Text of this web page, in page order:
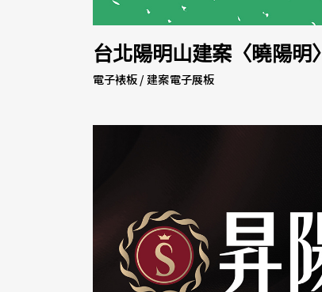
台北陽明山建案〈曉陽明〉
電子裱板 / 建案電子展板